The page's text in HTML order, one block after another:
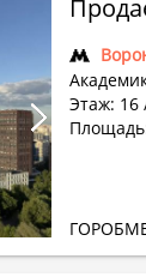
Этаж: 16